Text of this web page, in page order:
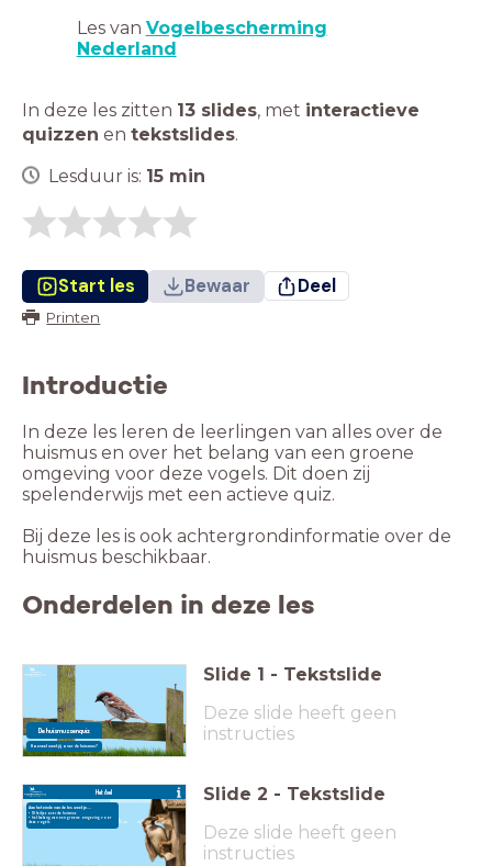
Les van Vogelbescherming
Nederland
In deze les zitten 13 slides, met interactieve
quizzen en tekstslides.
Lesduur is: 15 min
Start les Bewaar Deel
Printen
Introductie
In deze les leren de leerlingen van alles over de
huismus en over het belang van een groene
omgeving voor deze vogels. Dit doen zij
spelenderwijs met een actieve quiz.
Bij deze les is ook achtergrondinformatie over de
huismus beschikbaar.
Onderdelen in deze les
Hoeveel weet jij over de huismus?
De huismussenquiz
Slide 1 - Tekstslide
Deze slide heeft geen
instructies
Het doel
• 10 feitjes over de huismus
• het belang van een groene omgeving voor
deze vogels
Aan het einde van de les weet je....
Slide 2 - Tekstslide
Deze slide heeft geen
instructies